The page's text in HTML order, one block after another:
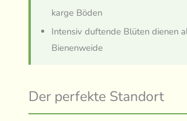
karge Böden
Intensiv duftende Blüten dienen
Bienenweide
Der perfekte Standort